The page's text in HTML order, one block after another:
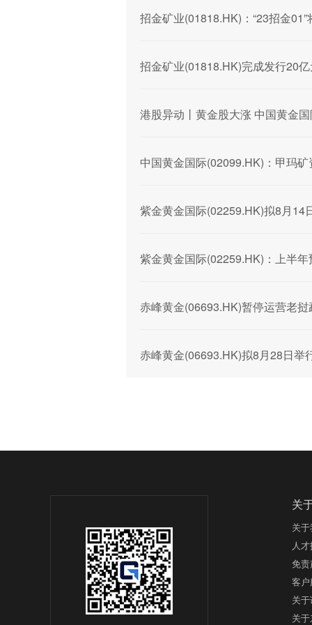
招金矿业(01818.HK)：“23招金
招金矿业(01818.HK)完成发行20
港股异动丨黄金股大涨 中国黄金
中国黄金国际(02099.HK)：甲玛
紫金黄金国际(02259.HK)拟8月14
紫金黄金国际(02259.HK)：上半
赤峰黄金(06693.HK)暂停运营老
赤峰黄金(06693.HK)拟8月28日举
关
关
人
免
客
关
关